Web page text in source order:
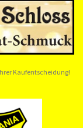
Kaufentscheidung!